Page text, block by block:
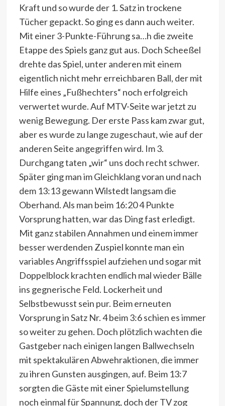
Kraft und so wurde der 1. Satz in trockene
Tücher gepackt. So ging es dann auch weiter.
Mit einer 3-Punkte-Führung sa…h die zweite
Etappe des Spiels ganz gut aus. Doch Scheeßel
drehte das Spiel, unter anderen mit einem
eigentlich nicht mehr erreichbaren Ball, der mit
Hilfe eines „Fußhechters“ noch erfolgreich
verwertet wurde. Auf MTV-Seite war jetzt zu
wenig Bewegung. Der erste Pass kam zwar gut,
aber es wurde zu lange zugeschaut, wie auf der
anderen Seite angegriffen wird. Im 3.
Durchgang taten „wir“ uns doch recht schwer.
Später ging man im Gleichklang voran und nach
dem 13:13 gewann Wilstedt langsam die
Oberhand. Als man beim 16:20 4 Punkte
Vorsprung hatten, war das Ding fast erledigt.
Mit ganz stabilen Annahmen und einem immer
besser werdenden Zuspiel konnte man ein
variables Angriffsspiel aufziehen und sogar mit
Doppelblock krachten endlich mal wieder Bälle
ins gegnerische Feld. Lockerheit und
Selbstbewusst sein pur. Beim erneuten
Vorsprung in Satz Nr. 4 beim 3:6 schien es immer
so weiter zu gehen. Doch plötzlich wachten die
Gastgeber nach einigen langen Ballwechseln
mit spektakulären Abwehraktionen, die immer
zu ihren Gunsten ausgingen, auf. Beim 13:7
sorgten die Gäste mit einer Spielumstellung
noch einmal für Spannung, doch der TV zog